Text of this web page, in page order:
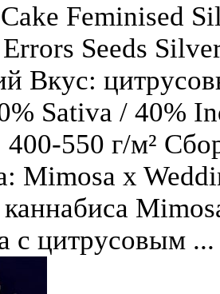
Feminised
Seeds
Вкус:
Sativa / 40%
550 г/м²
Mimosa x
с цитрусовым ...